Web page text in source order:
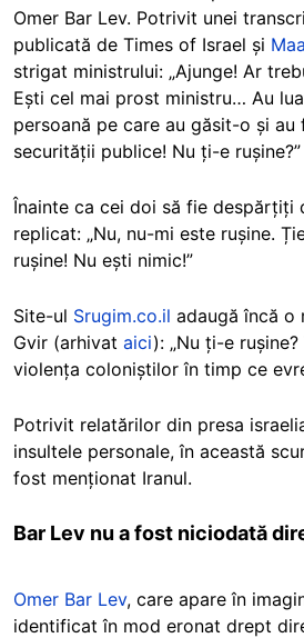
Omer Bar Lev. Potrivit unei
publicată de Times of Israel și
strigat ministrului: „Ajunge! Ar
Ești cel mai prost ministru… Au
persoană pe care au găsit-o și
securității publice! Nu ți-e rușine?”
Înainte ca cei doi să fie despărțiți
replicat: „Nu, nu-mi este rușine.
rușine! Nu ești nimic!”
Site-ul Srugim.co.il adaugă încă o
Gvir (arhivat aici): „Nu ți-e
violența coloniștilor în timp ce
Potrivit relatărilor din presa
insultele personale, în această
fost menționat Iranul.
Bar Lev nu a fost niciodată
Omer Bar Lev, care apare în
identificat în mod eronat drept